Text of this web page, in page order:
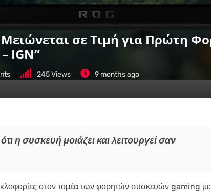
σε Τιμή για Πρώτη
IGN”
245Views 9 months ago
η συσκευή μοιάζει και λειτουργεί σαν
στον τομέα των φορητών συσκευών gaming